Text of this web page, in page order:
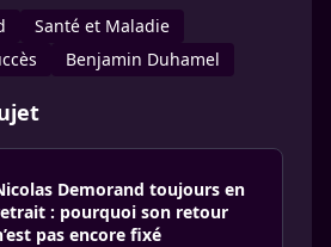
Santé et Maladie
Benjamin Duhamel
Demorand toujours en
: pourquoi son retour
pas encore fixé